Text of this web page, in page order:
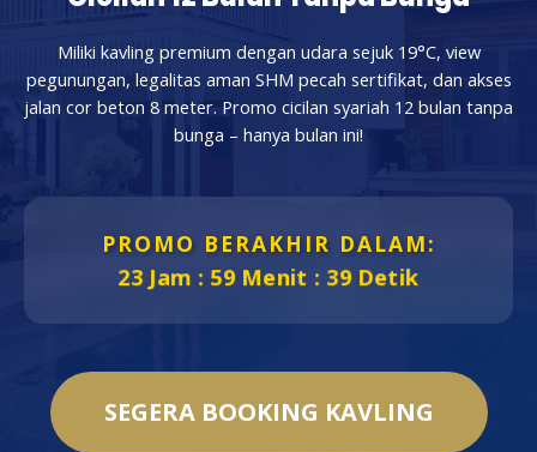
Miliki kavling premium dengan udara sejuk 19°C, view
pegunungan, legalitas aman SHM pecah sertifikat, dan akses
jalan cor beton 8 meter. Promo cicilan syariah 12 bulan tanpa
bunga – hanya bulan ini!
PROMO BERAKHIR DALAM:
23 Jam : 59 Menit : 37 Detik
SEGERA BOOKING KAVLING